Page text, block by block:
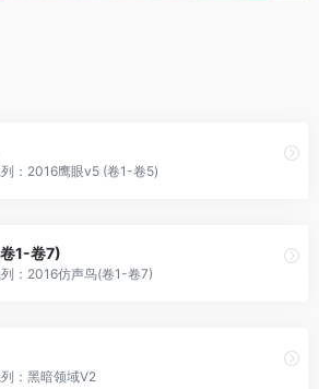
：2016鹰眼v5 (卷1-卷5)
1-卷7)
：2016仿声鸟(卷1-卷7)
：黑暗领域V2